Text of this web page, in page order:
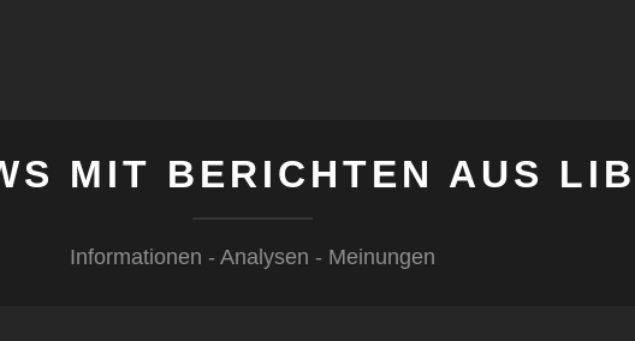
MIT BERICHTEN AUS
Informationen - Analysen - Meinungen